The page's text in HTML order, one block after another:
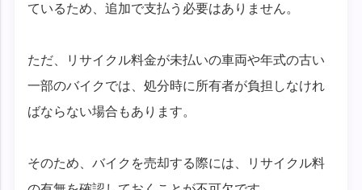
ているため、追加で支払う必要はありません。
ただ、リサイクル料金が未払いの車両や年式の古い
一部のバイクでは、処分時に所有者が負担しなけれ
ばならない場合もあります。
そのため、バイクを売却する際には、リサイクル料